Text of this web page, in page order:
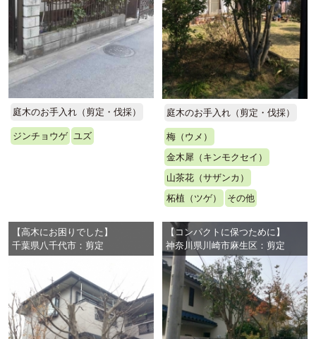
庭木のお手入れ（剪定・伐採）
ジンチョウゲ ユズ
庭木のお手入れ（剪定・伐採）
梅（ウメ）
金木犀（キンモクセイ）
山茶花（サザンカ）
柘植（ツゲ）
その他
【高木にお困りでした】
千葉県八千代市：剪定
【コンパクトに保つために】
神奈川県川崎市麻生区：剪定